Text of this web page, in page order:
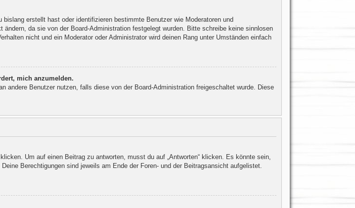
erstellt hast oder identifizieren bestimmte Benutzer wie Moderatoren und
da sie von der Board-Administration festgelegt wurden. Bitte schreibe keine sinnlosen
nicht und ein Moderator oder Administrator wird deinen Rang unter Umständen einfach
mich anzumelden.
andere Benutzer nutzen, falls diese von der Board-Administration freigeschaltet wurde. Diese
Um auf einen Beitrag zu antworten, musst du auf „Antworten“ klicken. Es könnte sein,
Berechtigungen sind jeweils am Ende der Foren- und der Beitragsansicht aufgelistet.